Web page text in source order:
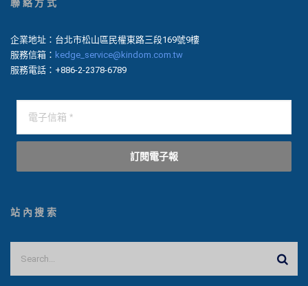
聯絡方式
企業地址：台北市松山區民權東路三段169號9樓
服務信箱： kedge_service@kindom.com.tw
服務電話：+886-2-2378-6789
訂閱電子報
站內搜索